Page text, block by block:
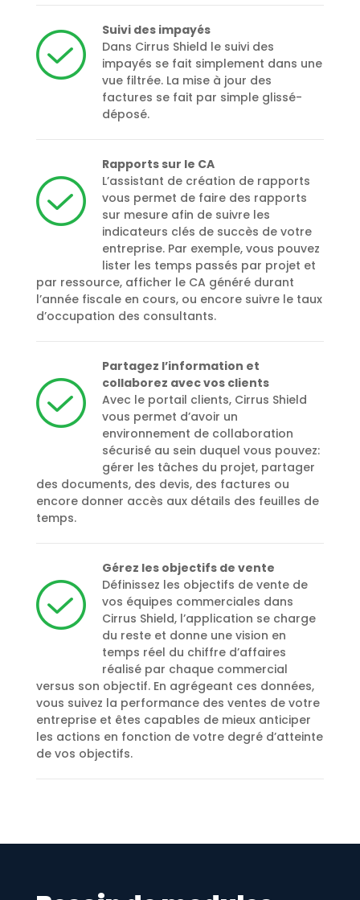
Suivi des impayés
Dans Cirrus Shield le suivi des
impayés se fait simplement dans une
vue filtrée. La mise à jour des
factures se fait par simple glissé-
déposé.
Rapports sur le CA
L’assistant de création de rapports
vous permet de faire des rapports
sur mesure afin de suivre les
indicateurs clés de succès de votre
entreprise. Par exemple, vous pouvez
lister les temps passés par projet et
par ressource, afficher le CA généré durant
l’année fiscale en cours, ou encore suivre le taux
d’occupation des consultants.
Partagez l’information et
collaborez avec vos clients
Avec le portail clients, Cirrus Shield
vous permet d’avoir un
environnement de collaboration
sécurisé au sein duquel vous pouvez:
gérer les tâches du projet, partager
des documents, des devis, des factures ou
encore donner accès aux détails des feuilles de
temps.
Gérez les objectifs de vente
Définissez les objectifs de vente de
vos équipes commerciales dans
Cirrus Shield, l’application se charge
du reste et donne une vision en
temps réel du chiffre d’affaires
réalisé par chaque commercial
versus son objectif. En agrégeant ces données,
vous suivez la performance des ventes de votre
entreprise et êtes capables de mieux anticiper
les actions en fonction de votre degré d’atteinte
de vos objectifs.